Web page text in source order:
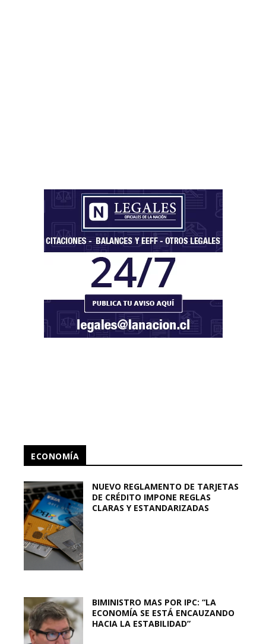
ECONOMÍA
NUEVO REGLAMENTO DE TARJETAS
DE CRÉDITO IMPONE REGLAS
CLARAS Y ESTANDARIZADAS
BIMINISTRO MAS POR IPC: “LA
ECONOMÍA SE ESTÁ ENCAUZANDO
HACIA LA ESTABILIDAD”